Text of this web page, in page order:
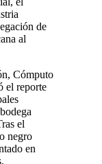
de
al
Cómputo
el reporte
el
negro
en